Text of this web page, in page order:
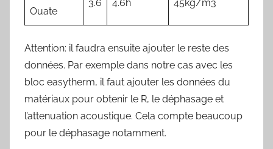
Ouate
3.6 4.6h 45kg/m3
Attention: il faudra ensuite ajouter le reste des
données. Par exemple dans notre cas avec les
bloc easytherm, il faut ajouter les données du
matériaux pour obtenir le R, le déphasage et
l’attenuation acoustique. Cela compte beaucoup
pour le déphasage notamment.